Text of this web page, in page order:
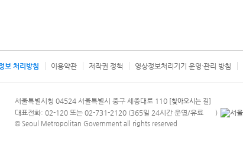
보 처리방침 이용약관 저작권 정책 영상정보처리기기 운영·관리 방침
120, 120 다산콜재단
서울특별시청 04524 서울특별시 중구 세종대로 110 [찾아오시는 길]
대표전화: 02-120 또는 02-731-2120 (365일 24시간 운영/유료 안내팝업
)
© Seoul Metropolitan Government all rights reserved